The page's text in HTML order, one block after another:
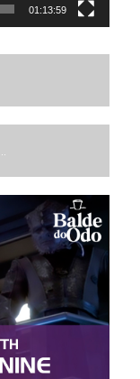
01:13:59